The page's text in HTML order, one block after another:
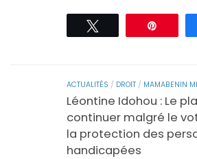
ACTUALITÉS / DROIT / MAMABENIN
Léontine Idohou : Le
continuer malgré le
la protection des
handicapées